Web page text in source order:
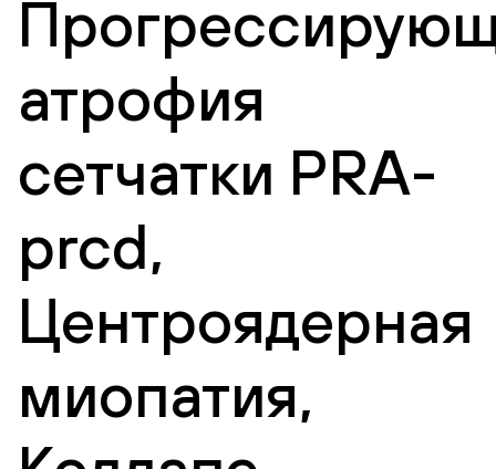
атрофия
сетчатки PRA-
prcd,
Центроядерная
миопатия,